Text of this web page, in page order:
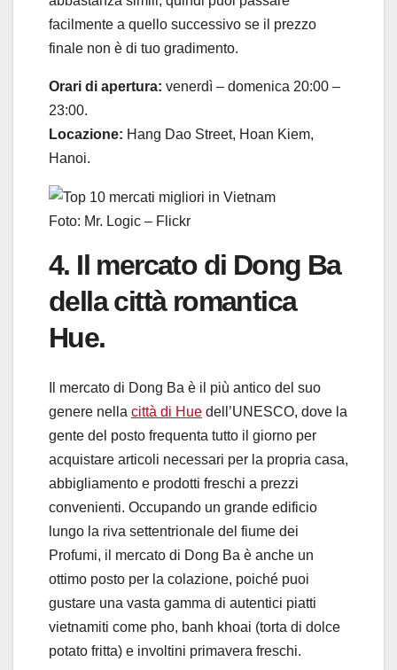
facilmente a quello successivo se il prezzo
finale non è di tuo gradimento.
Orari di apertura: venerdì – domenica 20:00 –
23:00.
Locazione: Hang Dao Street, Hoan Kiem,
Hanoi.
Foto: Mr. Logic – Flickr
4. Il mercato di Dong Ba
della città romantica
Hue.
Il mercato di Dong Ba è il più antico del suo
genere nella città di Hue dell’UNESCO, dove la
gente del posto frequenta tutto il giorno per
acquistare articoli necessari per la propria casa,
abbigliamento e prodotti freschi a prezzi
convenienti. Occupando un grande edificio
lungo la riva settentrionale del fiume dei
Profumi, il mercato di Dong Ba è anche un
ottimo posto per la colazione, poiché puoi
gustare una vasta gamma di autentici piatti
vietnamiti come pho, banh khoai (torta di dolce
potato fritta) e involtini primavera freschi.